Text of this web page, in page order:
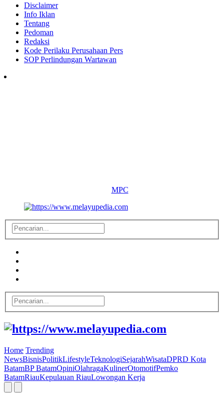
Disclaimer
Info Iklan
Tentang
Pedoman
Redaksi
Kode Perilaku Perusahaan Pers
SOP Perlindungan Wartawan
MPC
Home Trending
NewsBisnisPolitikLifestyleTeknologiSejarahWisataDPRD Kota
BatamBP BatamOpiniOlahragaKulinerOtomotifPemko
BatamRiauKepulauan RiauLowongan Kerja